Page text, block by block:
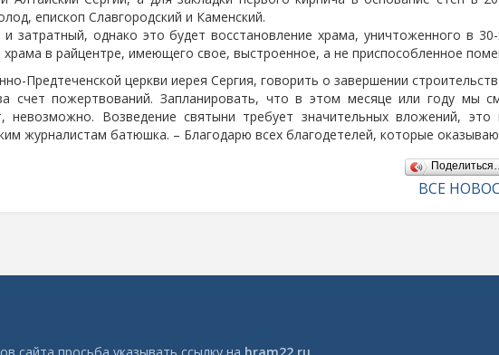
епископ Славгородский и Каменский.
затратный, однако это будет восстановление храма, уничтоженного в
храма в райцентре, имеющего свое, выстроенное, а не приспособленное
Предтеченской церкви иерея Сергия, говорить о завершении
счет пожертвований. Запланировать, что в этом месяце или году мы
невозможно. Возведение святыни требует значительных вложений,
журналистам батюшка. – Благодарю всех благодетелей, которые
ВСЕ